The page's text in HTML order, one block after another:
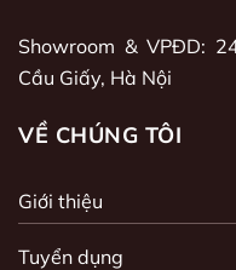
Showroom & VPĐD:
Cầu Giấy, Hà Nội
VỀ CHÚNG TÔI
Giới thiệu
Tuyển dụng